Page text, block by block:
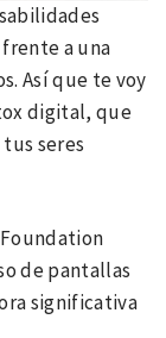
a una
Así que te voy
digital, que
seres
de pantallas
significativa